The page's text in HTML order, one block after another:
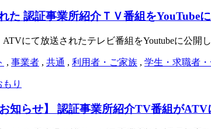
た 認証事業所紹介ＴＶ番組をYouTube
ATVにて放送されたテレビ番組をYoutubeに公開
, 事業者 , 共通 , 利用者・ご家族 , 学生・求職者
知らせ】 認証事業所紹介TV番組が